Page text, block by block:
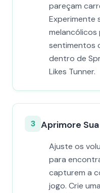
pareçam
Experimente
sentimentos
dentro de
Likes Tunner.
3 Aprimore
Ajuste os
para
capturem a
jogo. Crie